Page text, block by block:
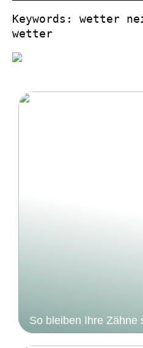
Keywords: wetter
wetter
So bleiben Ihre Zähne